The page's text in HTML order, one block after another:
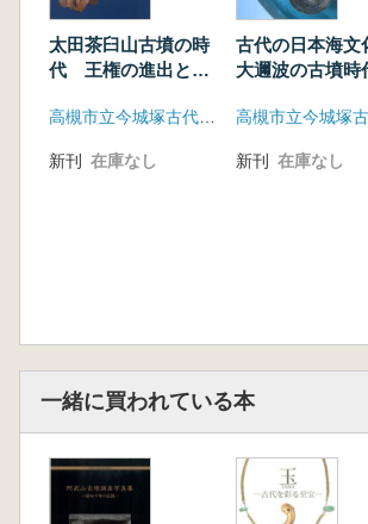
太田茶臼山古墳の時
代 王権の進出と三
高槻市立今城塚古代歴史館
新刊 在庫なし
古代の日本海
大邇波の古墳時
新刊 在庫なし
一緒に買われている本